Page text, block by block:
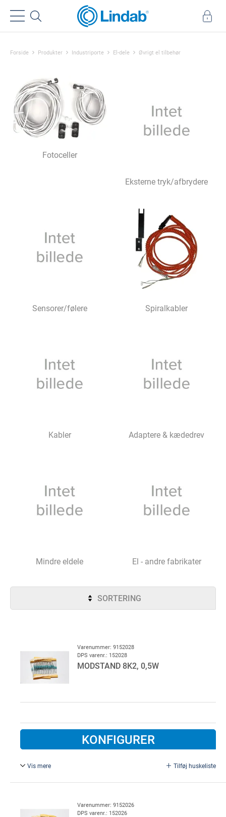
Forside Produkter Industriporte El-dele Øvrigt el tilbehør
Fotoceller
Eksterne tryk/afbrydere
Sensorer/følere Spiralkabler
Kabler Adaptere & kædedrev
Mindre eldele El - andre fabrikater
SORTERING
Varenummer: 9152028
DPS varenr.: 152028
MODSTAND 8K2, 0,5W
KONFIGURER
Vis mere Tilføj huskeliste
kontakter, fotocellerVarenummer: 9152026
DPS varenr.: 152026